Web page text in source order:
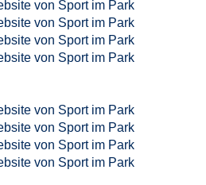
von Sport im Park
von Sport im Park
von Sport im Park
von Sport im Park
von Sport im Park
von Sport im Park
von Sport im Park
von Sport im Park